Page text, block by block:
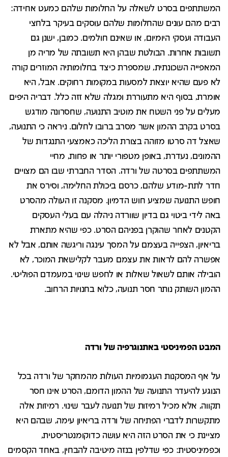
המשתתפים בסרט לשאלה על החלומות שלהם כמעט אחידה:
רבים מהם עונים שהחלומות שלהם עוסקים בעיקר בלחצי
העבודה ועסקי היומיום, או שאינם חולמים. כמובן, ישנן גם
תשובות אחרות. הבולטת שבהן היא תשובתה של מריה מן
המאפייה השכונתית, שמספרת כיצד בחלומותיה המוזרים קורה
לא פעם שהיא יוצאת למסעות במקומות רחוקים. אבל, היא
אומרת, בסוף היא מתעוררת ומגלה שלא זזה כלל. דבריה היפים
מעלים על פני השטח את מוטיב התנועה, שחסרונה מודגש
בסרט בקרב ההמון אשר מסרב ברובו לחלום. ניראה כי התנועה,
שאצל דה סרטו מזוהה בצורת הליכה כאמצעי התנגדות של
ההמונים, נעדרת, באופן מטפורי יותר או פחות, מחיי
המשתתפים בסרטה של ורדה. הסדר החברתי שבו הם מצויים
חדר לתת-מודע שלהם, כרסם ביכולת החלימה, וסירס את
חופש התנועה שמציע חוש הדמיון. מסקנה זו העולה מהסרט
באה לידי ביטוי גם בדיון שוורדה ניהלה עם בעלי העסקים
הקטנים לאחר שהוקרן בפניהם הסרט. כפי שהיא מתארת
בריאיון, הצפייה בעצמם על המסך עינגה וריגשה אותם, אבל לא
אפשרה להם לראות את עצמם מעבר לקלישאת המוכר, לא
הובילה אותם לשאול שאלות או לחפש שינוי במעמדם הפוליטי.
ההמון השותק נותר חסר תנועה, כלוא בחנויות הרחוב.
המבט הפמיניסטי באתנוגרפיה של ורדה
על אף המסקנות העגמומיות העולות מהמחקר של ורדה בכל
הנוגע להיעדר התנועה של ההמון הדומם, הסרט אינו חסר
תקווה, אלא מכיל רמיזות של תנועה לעבר שינוי. רמיזות אלה
מתקשרות לדברי הפתיחה של ורדה בריאיון עימה, שבהם היא
מציינת כי את הסרט הזה היא עושה כדוקומנטריסטית,
וכפמיניסטית: כפי שדלפין בנזה מיטיבה להבחין, באחד הקסמים